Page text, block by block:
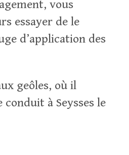
vous
essayer de le
d’application des
geôles, où il
à Seysses le